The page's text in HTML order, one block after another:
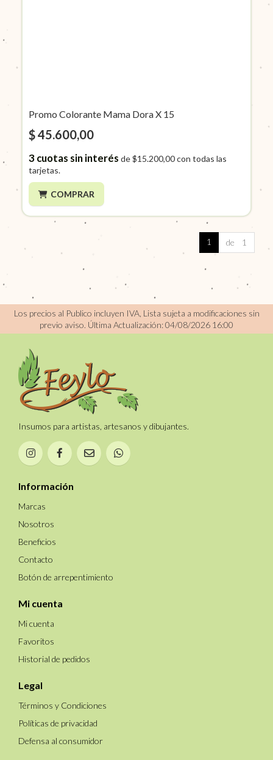
Promo Colorante Mama Dora X 15
$ 45.600,00
3cuotas sin interés de$15.200,00con todas las
tarjetas.
COMPRAR
1 de 1
Los precios al Publico incluyen IVA, Lista sujeta a modificaciones sin
previo aviso. Última Actualización: 04/08/2026 16:00
Insumos para artistas, artesanos y dibujantes.
Información
Marcas
Nosotros
Beneficios
Contacto
Botón de arrepentimiento
Mi cuenta
Mi cuenta
Favoritos
Historial de pedidos
Legal
Términos y Condiciones
Políticas de privacidad
Defensa al consumidor